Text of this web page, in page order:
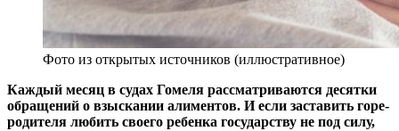
Фото из открытых источников (иллюстративное)
Каждый месяц в судах Гомеля рассматриваются десятки
обращений о взыскании алиментов. И если заставить горе-
родителя любить своего ребенка государству не под силу,